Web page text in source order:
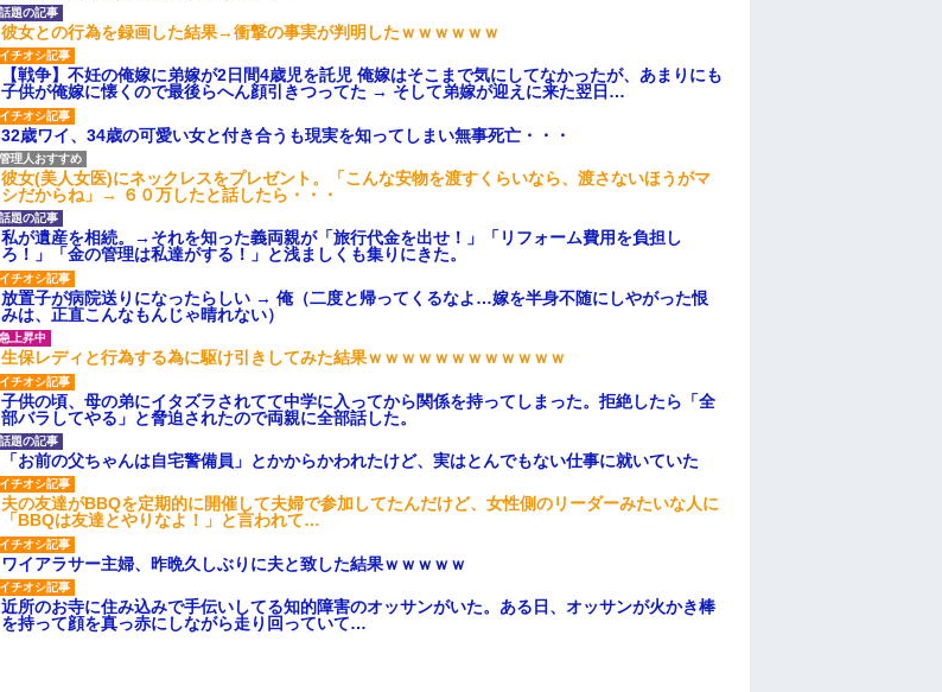
彼女との行為を録画した結果→衝撃の事実が判明したｗｗｗｗｗｗ
【戦争】不妊の俺嫁に弟嫁が2日間4歳児を託児 俺嫁はそこまで気にしてなかったが、あまりにも
子供が俺嫁に懐くので最後らへん顔引きつってた → そして弟嫁が迎えに来た翌日…
32歳ワイ、34歳の可愛い女と付き合うも現実を知ってしまい無事死亡・・・
彼女(美人女医)にネックレスをプレゼント。「こんな安物を渡すくらいなら、渡さないほうがマ
シだからね」→ ６０万したと話したら・・・
私が遺産を相続。→それを知った義両親が「旅行代金を出せ！」「リフォーム費用を負担し
ろ！」「金の管理は私達がする！」と浅ましくも集りにきた。
放置子が病院送りになったらしい → 俺（二度と帰ってくるなよ…嫁を半身不随にしやがった恨
みは、正直こんなもんじゃ晴れない）
生保レディと行為する為に駆け引きしてみた結果ｗｗｗｗｗｗｗｗｗｗｗｗ
子供の頃、母の弟にイタズラされてて中学に入ってから関係を持ってしまった。拒絶したら「全
部バラしてやる」と脅迫されたので両親に全部話した。
「お前の父ちゃんは自宅警備員」とかからかわれたけど、実はとんでもない仕事に就いていた
夫の友達がBBQを定期的に開催して夫婦で参加してたんだけど、女性側のリーダーみたいな人に
「BBQは友達とやりなよ！」と言われて…
ワイアラサー主婦、昨晩久しぶりに夫と致した結果ｗｗｗｗｗ
近所のお寺に住み込みで手伝いしてる知的障害のオッサンがいた。ある日、オッサンが火かき棒
を持って顔を真っ赤にしながら走り回っていて…